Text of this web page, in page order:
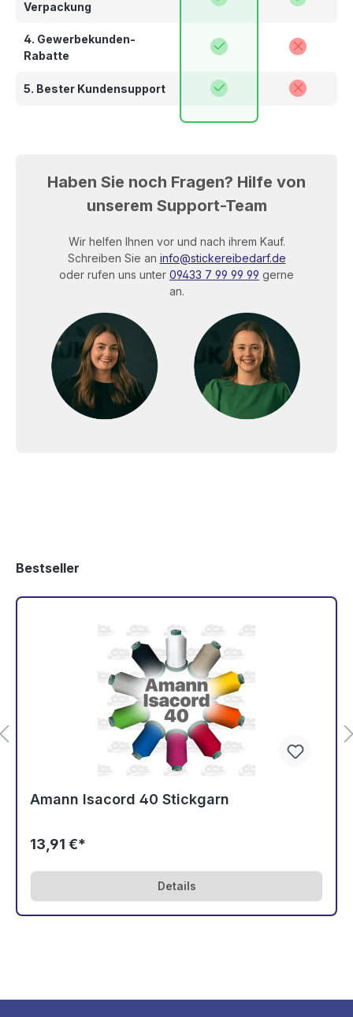
Verpackung
4. Gewerbekunden-
Rabatte
5. Bester Kundensupport
Haben Sie noch Fragen? Hilfe von
unserem Support-Team
Wir helfen Ihnen vor und nach ihrem Kauf.
Schreiben Sie an info@stickereibedarf.de
oder rufen uns unter 09433 7 99 99 99 gerne
an.
Bestseller
Amann Isacord 40 Stickgarn
13,91 €*
Details